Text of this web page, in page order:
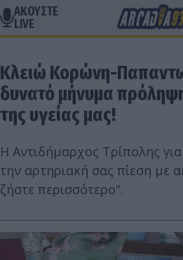
ΑΚΟΥΣΤΕ
LIVE
Κλειώ Κορώνη-
δυνατό μήνυμα
της υγείας μας!
Η Αντιδήμαρχος Τρίπολης
την αρτηριακή σας πίεση με
ζήστε περισσότερο".